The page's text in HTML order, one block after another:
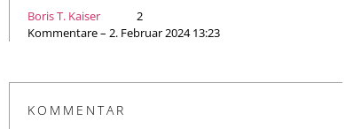
Boris T. Kaiser
2
Kommentare – 2. Februar 2024 13:23
KOMMENTAR